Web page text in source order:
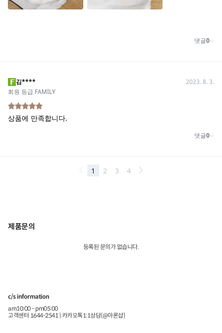
제품문의
등록된 문의가 없습니다.
c/s information
am10:00 - pm05:00
고객센터 1644-2541 | 카카오톡1:1상담(@아론샵)